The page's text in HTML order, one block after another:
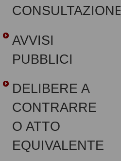
CONSULTAZIONE
AVVISI
PUBBLICI
DELIBERE A
CONTRARRE
O ATTO
EQUIVALENTE